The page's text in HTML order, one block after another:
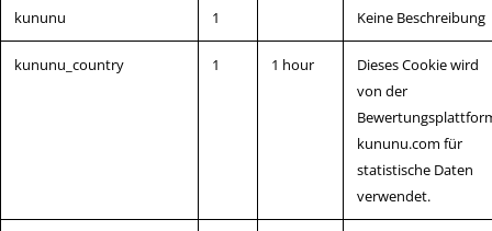
kununu 1 Keine Beschreibung
kununu_country 1 1 hour
Dieses Cookie wird
von der
kununu.com für
statistische Daten
verwendet.